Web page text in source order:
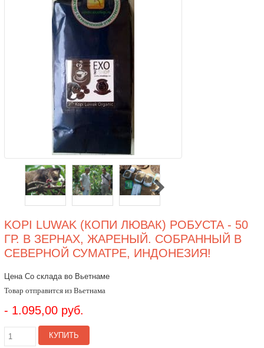
KOPI LUWAK (КОПИ ЛЮВАК) РОБУСТА - 50
ГР. В ЗЕРНАХ, ЖАРЕНЫЙ. СОБРАННЫЙ В
СЕВЕРНОЙ СУМАТРЕ, ИНДОНЕЗИЯ!
Цена Со склада во Вьетнаме
Товар отправится из Вьетнама
- 1.095,00 руб.
КУПИТЬ